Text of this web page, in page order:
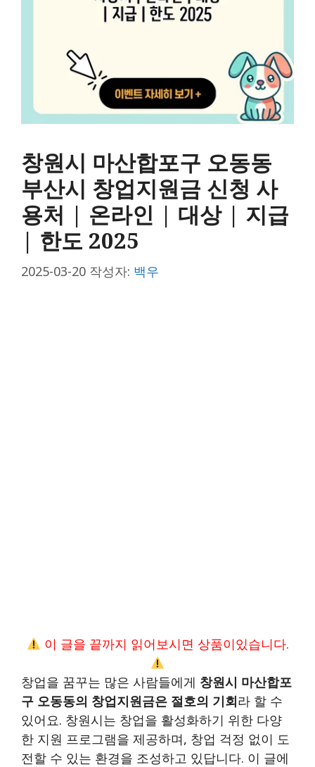
창원시 마산합포구 오동동
부산시 창업지원금 신청 사
용처 | 온라인 | 대상 | 지급
| 한도 2025
2025-03-20 작성자: 백우
이 글을 끝까지 읽어보시면 상품이있습니다.
창업을 꿈꾸는 많은 사람들에게 창원시 마산합포
구 오동동의 창업지원금은 절호의 기회라 할 수
있어요. 창원시는 창업을 활성화하기 위한 다양
한 지원 프로그램을 제공하며, 창업 걱정 없이 도
전할 수 있는 환경을 조성하고 있답니다. 이 글에